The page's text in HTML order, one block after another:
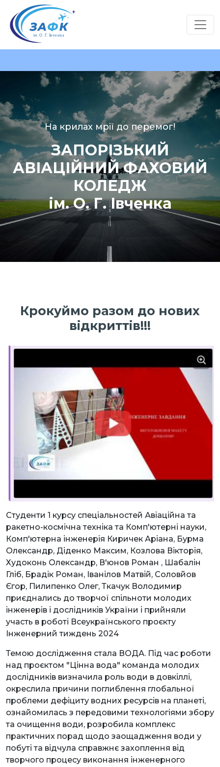
На крилах мрії до перемог!
ЗАПОРІЗЬКИЙ
АВІАЦІЙНИЙ ФАХОВИЙ
КОЛЕДЖ
ім. О. Г. Івченка
Крокуймо разом до нових
відкриттів!!!
Студенти 1 курсу спеціальностей Авіаційна та
ракетно-космічна техніка та Комп'ютерні науки,
Комп'ютерна інженерія Киричек Аріана, Бурма
Олександр, Діденко Максим, Козлова Вікторія,
Худоконь Олександр, В'юнов Роман , Шабалін
Гліб, Брадік Роман, Іванілов Матвій, Соловйов
Єгор, Пилипенко Олег, Ткачук Володимир
приєднались до творчої спільноти молодих
інженерів і дослідників України і прийняли
участь в роботі Всеукраїнського проєкту
Інженерний тиждень 2024
Темою дослідження стала ВОДА. Під час роботи
над проєктом "Цінна вода" команда молодих
дослідників визначила роль води в довкіллі,
окреслила причини поглиблення глобальної
проблеми дефіциту водних ресурсів на планеті,
ознайомилась з передовими технологіями збору
та очищення води, розробила комплекс
практичних порад щодо заощадження води у
побуті та відчула справжнє захоплення від
творчого процесу виконання інженерного